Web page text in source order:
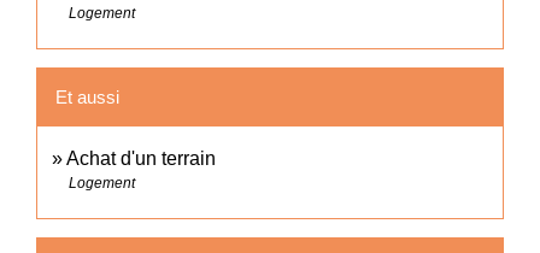
Logement
Et aussi
Achat d'un terrain
Logement